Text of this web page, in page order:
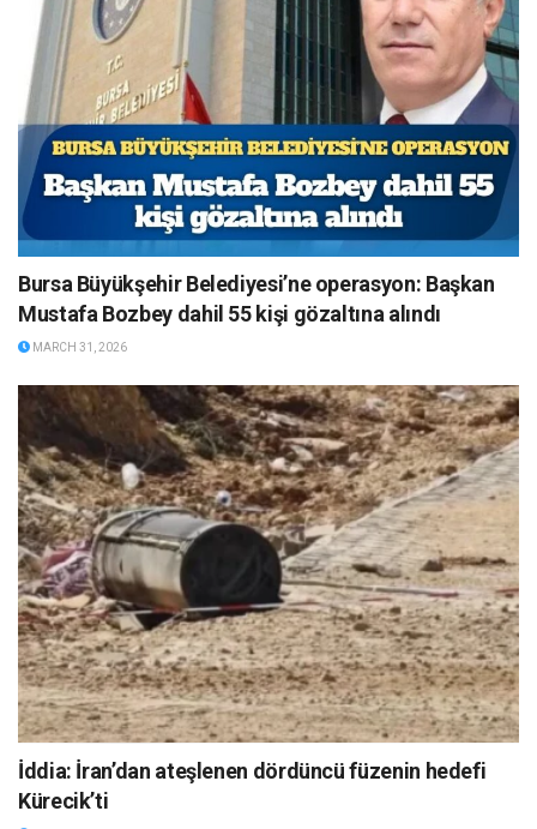
Bursa Büyükşehir Belediyesi’ne operasyon: Başkan
Mustafa Bozbey dahil 55 kişi gözaltına alındı
MARCH 31, 2026
İddia: İran’dan ateşlenen dördüncü füzenin hedefi
Kürecik’ti